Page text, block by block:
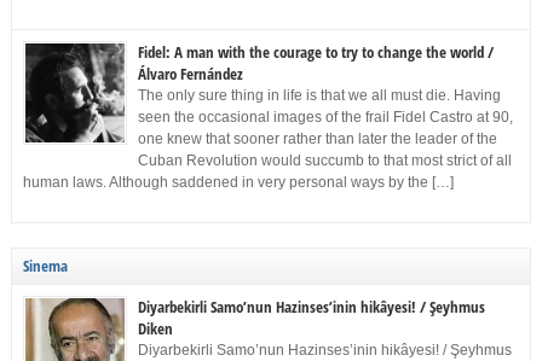
Fidel: A man with the courage to try to change the world /
Álvaro Fernández
The only sure thing in life is that we all must die. Having
seen the occasional images of the frail Fidel Castro at 90,
one knew that sooner rather than later the leader of the
Cuban Revolution would succumb to that most strict of all
human laws. Although saddened in very personal ways by the […]
Sinema
Diyarbekirli Samo’nun Hazinses’inin hikâyesi! / Şeyhmus
Diken
Diyarbekirli Samo’nun Hazinses’inin hikâyesi! / Şeyhmus